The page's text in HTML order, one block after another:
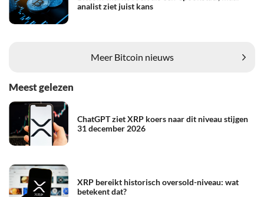
analist ziet juist kans
Meer Bitcoin nieuws
Meest gelezen
ChatGPT ziet XRP koers naar dit niveau stijgen
31 december 2026
XRP bereikt historisch oversold-niveau: wat
betekent dat?